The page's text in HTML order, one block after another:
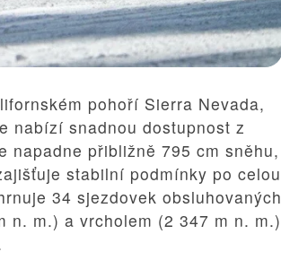
pohoří Sierra Nevada,
nabízí snadnou dostupnost z
napadne přibližně 795 cm sněhu,
stabilní podmínky po celou
34 sjezdovek obsluhovaných
n. m.) a vrcholem (2 347 m n. m.)